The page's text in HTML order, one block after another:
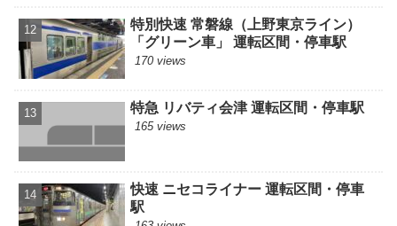
特別快速 常磐線（上野東京ライン）
「グリーン車」 運転区間・停車駅
170 views
特急 リバティ会津 運転区間・停車駅
165 views
快速 ニセコライナー 運転区間・停車
駅